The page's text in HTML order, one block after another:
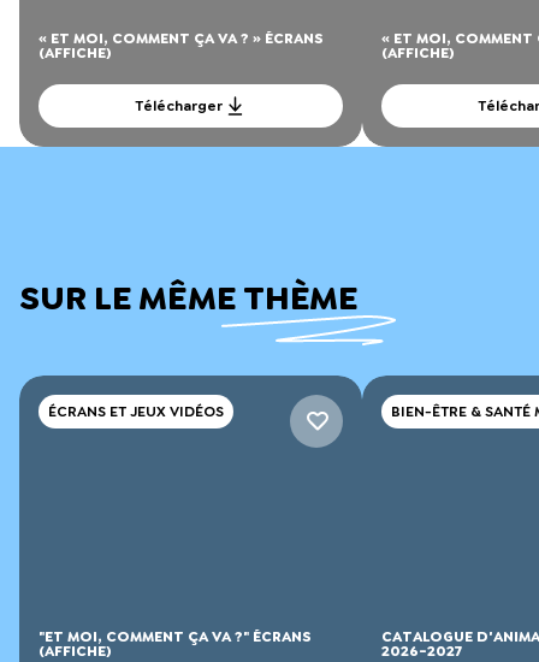
« ET MOI, COMMENT ÇA VA ? » ÉCRANS
(AFFICHE)
Télécharger
« ET MOI, COMMENT
(AFFICHE)
SUR LE MÊME THÈME
ÉCRANS ET JEUX VIDÉOS
"ET MOI, COMMENT ÇA VA ?" ÉCRANS
(AFFICHE)
BIEN-ÊTRE & SANTÉ
CATALOGUE
2026-2027